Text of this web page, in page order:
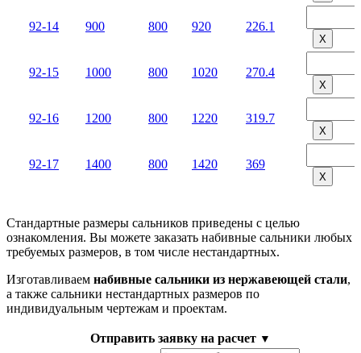
92-14 900 800 920 226.1
Х
92-15 1000 800 1020 270.4
Х
92-16 1200 800 1220 319.7
Х
92-17 1400 800 1420 369
Х
Стандартные размеры сальников приведены с целью
ознакомления. Вы можете заказать набивные сальники любых
требуемых размеров, в том числе нестандартных.
Изготавливаем набивные сальники из нержавеющей стали,
а также сальники нестандартных размеров по
индивидуальным чертежам и проектам.
Отправить заявку на расчет ▼